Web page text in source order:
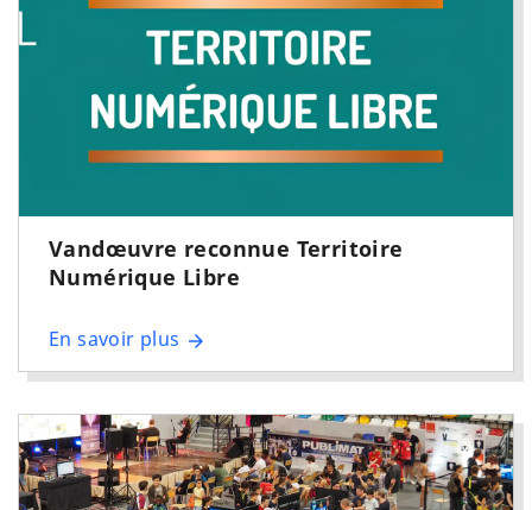
Vandœuvre reconnue Territoire
Numérique Libre
En savoir plus arrow_forward